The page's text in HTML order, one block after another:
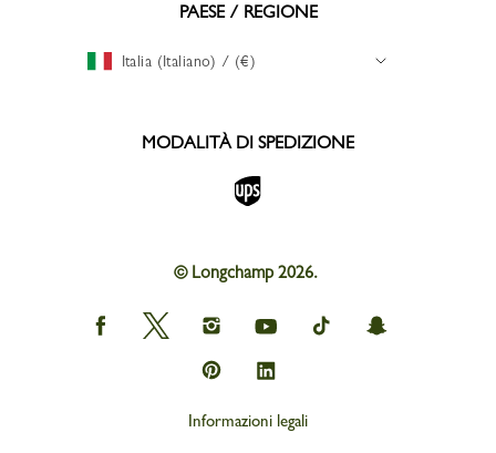
PAESE / REGIONE
Italia (Italiano) / (€)
MODALITÀ DI SPEDIZIONE
© Longchamp 2026.
Longchamp
on
Longchamp
on
Longchamp
on
Instagram
Longchamp
on
youtube
Longchamp
on
Longchamp
on
Longchamp
on
Longchamp
on
Informazioni legali